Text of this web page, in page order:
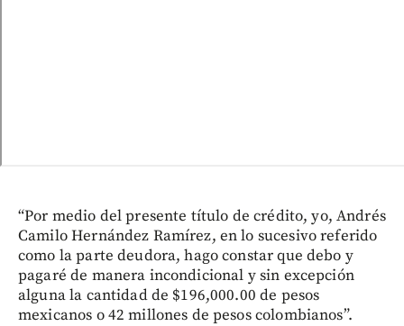
“Por medio del presente título de crédito, yo, Andrés
Camilo Hernández Ramírez, en lo sucesivo referido
como la parte deudora, hago constar que debo y
pagaré de manera incondicional y sin excepción
alguna la cantidad de $196,000.00 de pesos
mexicanos o 42 millones de pesos colombianos”.